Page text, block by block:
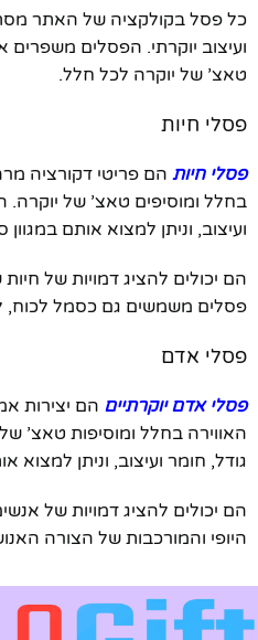
כל פסל בקולקציה של האתר
ועיצוב יוקרתי. הפסלים משפרים
טאצ’ של יוקרה לכל חלל.
פסלי חיות
פסלי חיות הם פריטי דקורציה
בחלל ומוסיפים טאצ’ של יוקרה.
ועיצוב, וניתן למצוא אותם במגוון
הם יכולים להציג דמויות של חיות
פסלים משמשים גם כסמל לכוח,
פסלי אדם
פסלי אדם יוקרתיים הם יצירות
האווירה בחלל ומוסיפות טאצ’
גודל, חומר ועיצוב, וניתן למצוא
הם יכולים להציג דמויות של
היופי והמורכבות של הצורה